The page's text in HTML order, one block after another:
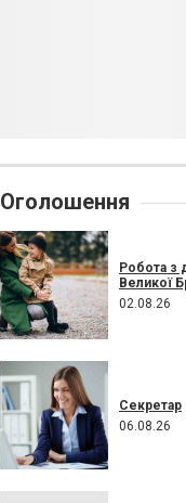
Оголошення
Робота з
Великої
02.08.26
Секретар
06.08.26